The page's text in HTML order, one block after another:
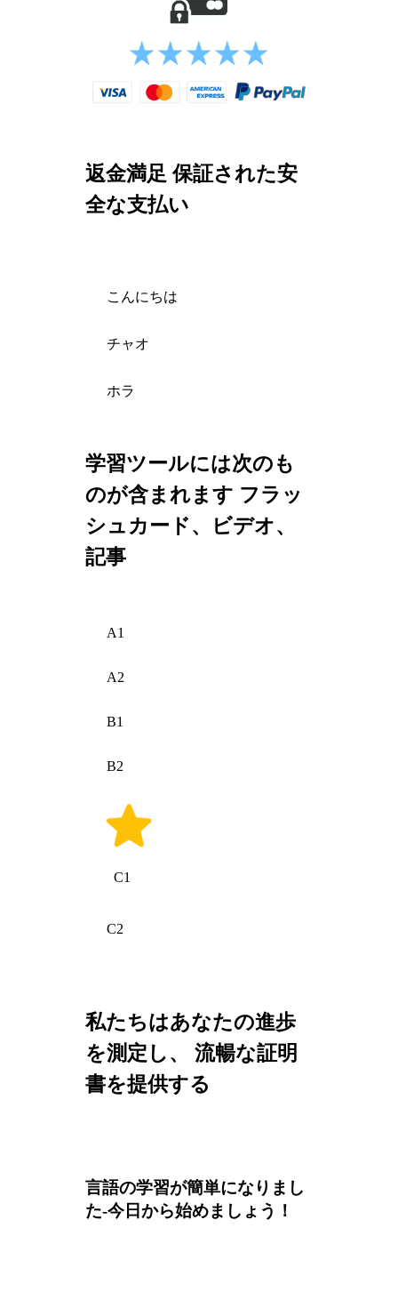
返金満足 保証された安
全な支払い
こんにちは
チャオ
ホラ
学習ツールには次のも
のが含まれます フラッ
シュカード、ビデオ、
記事
A1
A2
B1
B2
C1
C2
私たちはあなたの進歩
を測定し、 流暢な証明
書を提供する
言語の学習が簡単になりまし
た-今日から始めましょう！